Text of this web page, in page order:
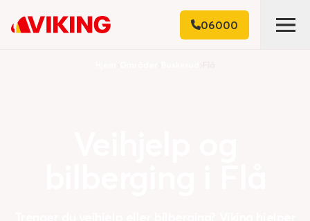
06000